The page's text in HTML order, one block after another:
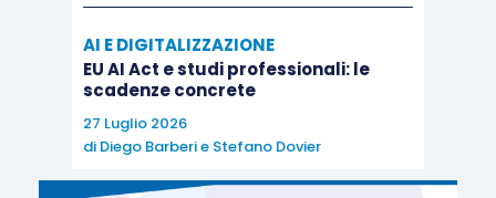
AI E DIGITALIZZAZIONE
EU AI Act e studi professionali: le
scadenze concrete
27 Luglio 2026
di Diego Barberie Stefano Dovier